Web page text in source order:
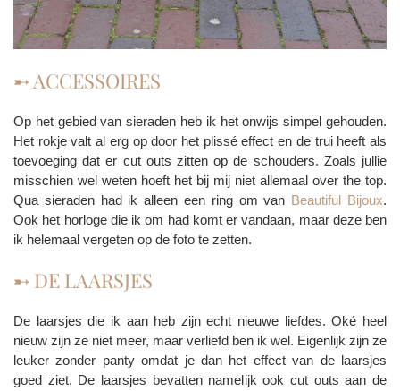
➸ ACCESSOIRES
Op het gebied van sieraden heb ik het onwijs simpel gehouden.
Het rokje valt al erg op door het plissé effect en de trui heeft als
toevoeging dat er cut outs zitten op de schouders. Zoals jullie
misschien wel weten hoeft het bij mij niet allemaal over the top.
Qua sieraden had ik alleen een ring om van Beautiful Bijoux.
Ook het horloge die ik om had komt er vandaan, maar deze ben
ik helemaal vergeten op de foto te zetten.
➸ DE LAARSJES
De laarsjes die ik aan heb zijn echt nieuwe liefdes. Oké heel
nieuw zijn ze niet meer, maar verliefd ben ik wel. Eigenlijk zijn ze
leuker zonder panty omdat je dan het effect van de laarsjes
goed ziet. De laarsjes bevatten namelijk ook cut outs aan de